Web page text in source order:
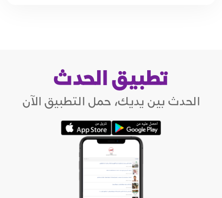
تطبيق الحدث
الحدث بين يديك، حمل التطبيق الآن